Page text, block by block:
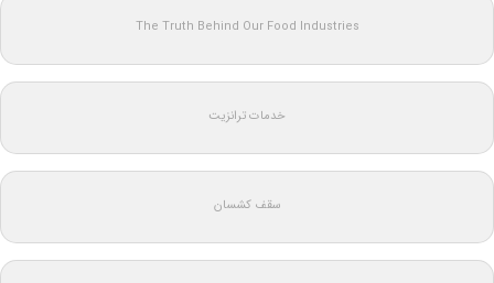
The Truth Behind Our Food Industries
خدمات ترانزیت
سقف کشسان